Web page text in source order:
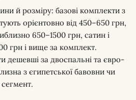
й розміру: базові комплекти з
орієнтовно від 450–650 грн,
650–1500 грн, сатин і
грн і вище за комплект.
дешевші за двоспальні та євро-
з єгипетської бавовни чи